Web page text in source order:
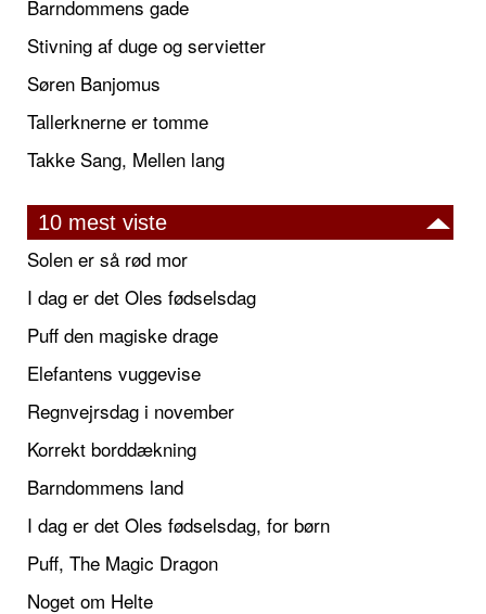
Barndommens gade
Stivning af duge og servietter
Søren Banjomus
Tallerknerne er tomme
Takke Sang, Mellen lang
10 mest viste
Solen er så rød mor
I dag er det Oles fødselsdag
Puff den magiske drage
Elefantens vuggevise
Regnvejrsdag i november
Korrekt borddækning
Barndommens land
I dag er det Oles fødselsdag, for børn
Puff, The Magic Dragon
Noget om Helte